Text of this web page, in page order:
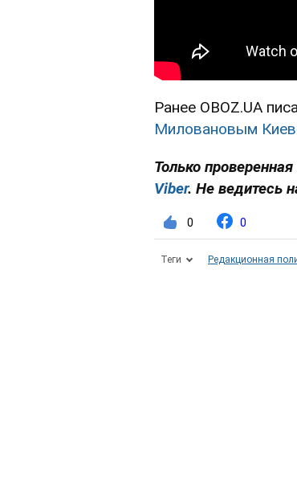
Ранее OBOZ.UA
Миловановым
Только
Viber. Не ведитесь
0 0
Теги Редакционная